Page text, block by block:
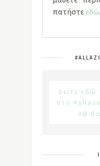
πατήστε εδώ.
Δείτε εδώ
στο
ΑΒ